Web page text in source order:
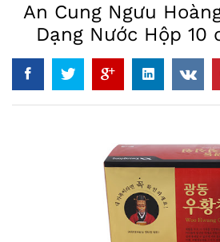
An Cung Ngưu
Dạng Nước Hộp 10